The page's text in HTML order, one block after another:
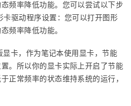
频率降低功能。您可以尝试以下步
卡驱动程序设置：您可以打开图形
频率降低功能。
卡，作为笔记本使用显卡，节能
。所以你的显卡实际上开启了节能
正常频率的状态维持系统的运行，